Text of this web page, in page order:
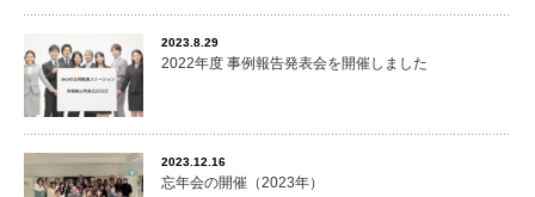
2023.8.29
2022年度 事例報告発表会を開催しました
2023.12.16
忘年会の開催（2023年）